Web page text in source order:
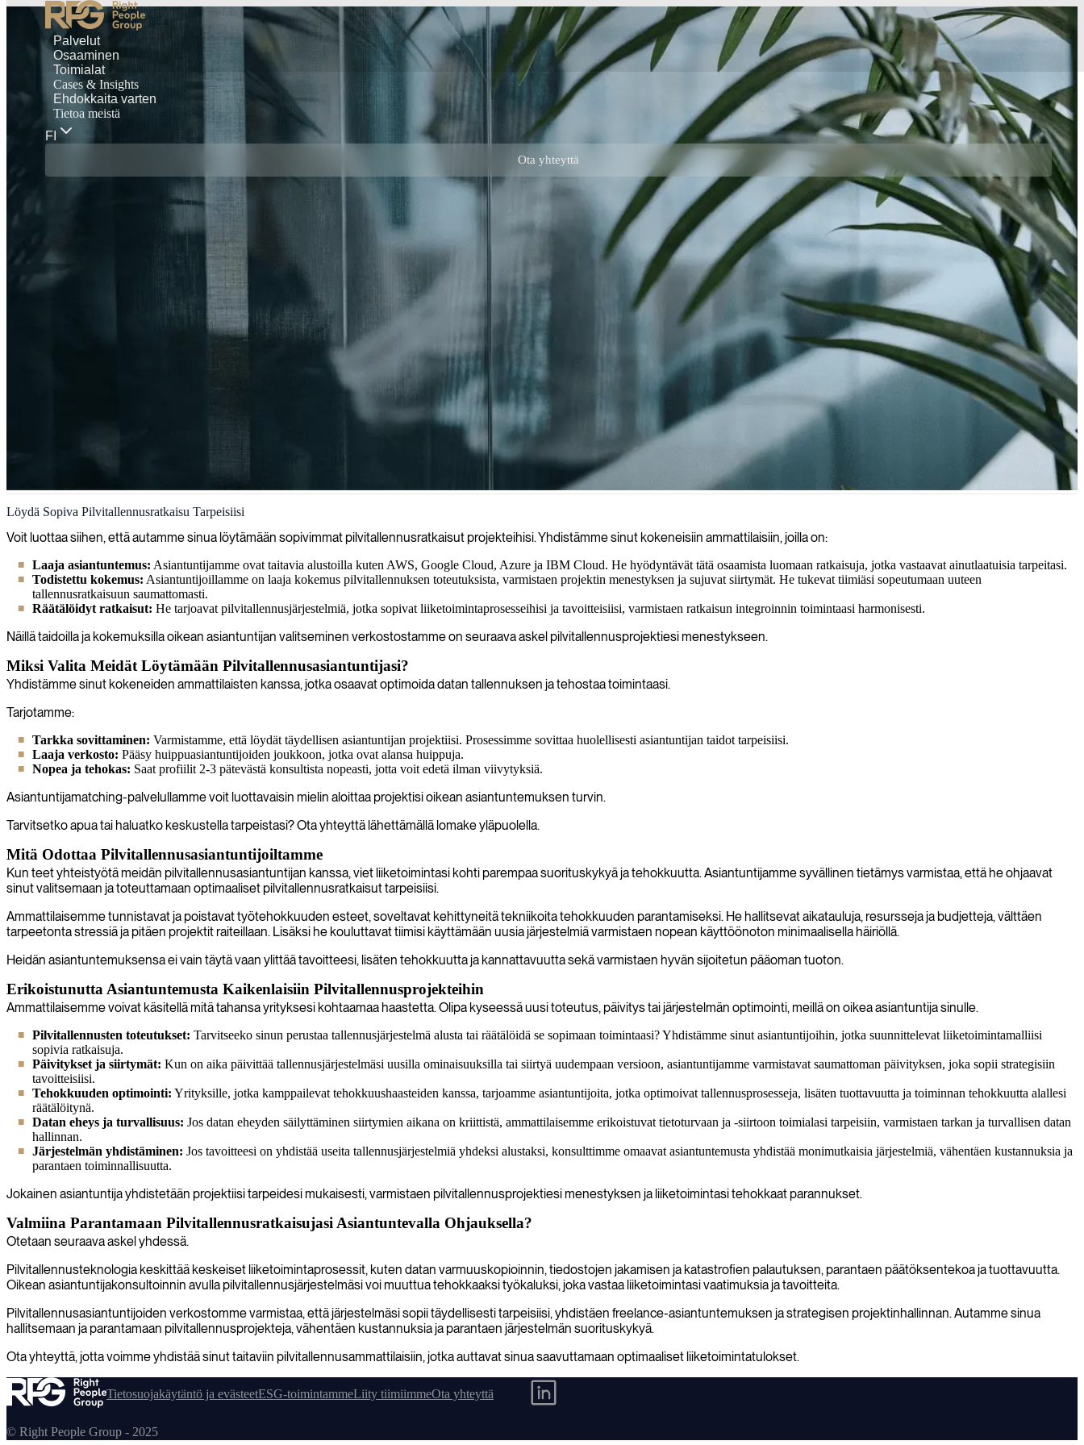
Palvelut
Osaaminen
Toimialat
Cases & Insights
Ehdokkaita varten
Tietoa meistä
FI
Ota yhteyttä
Pilvitallennus
IT-konsulttimme tarjoavat asiantuntevaa pilvipalveluratkaisuja organisaatioille opastaen käyttöönotossa, määrittelyssä ja strategiassa varmistaen, että tietosi on turvallista, helposti saatavilla ja optimoitu juuri sinun
liiketoimintatarpeisiisi.
Löydä Sopiva Pilvitallennusratkaisu Tarpeisiisi
Voit luottaa siihen, että autamme sinua löytämään sopivimmat pilvitallennusratkaisut projekteihisi. Yhdistämme sinut kokeneisiin ammattilaisiin, joilla on:
Laaja asiantuntemus: Asiantuntijamme ovat taitavia alustoilla kuten AWS, Google Cloud, Azure ja IBM Cloud. He hyödyntävät tätä osaamista luomaan ratkaisuja, jotka vastaavat ainutlaatuisia tarpeitasi.
Todistettu kokemus: Asiantuntijoillamme on laaja kokemus pilvitallennuksen toteutuksista, varmistaen projektin menestyksen ja sujuvat siirtymät. He tukevat tiimiäsi sopeutumaan uuteen
tallennusratkaisuun saumattomasti.
Räätälöidyt ratkaisut: He tarjoavat pilvitallennusjärjestelmiä, jotka sopivat liiketoimintaprosesseihisi ja tavoitteisiisi, varmistaen ratkaisun integroinnin toimintaasi harmonisesti.
Näillä taidoilla ja kokemuksilla oikean asiantuntijan valitseminen verkostostamme on seuraava askel pilvitallennusprojektiesi menestykseen.
Miksi Valita Meidät Löytämään Pilvitallennusasiantuntijasi?
Yhdistämme sinut kokeneiden ammattilaisten kanssa, jotka osaavat optimoida datan tallennuksen ja tehostaa toimintaasi.
Tarjotamme:
Tarkka sovittaminen: Varmistamme, että löydät täydellisen asiantuntijan projektiisi. Prosessimme sovittaa huolellisesti asiantuntijan taidot tarpeisiisi.
Laaja verkosto: Pääsy huippuasiantuntijoiden joukkoon, jotka ovat alansa huippuja.
Nopea ja tehokas: Saat profiilit 2-3 pätevästä konsultista nopeasti, jotta voit edetä ilman viivytyksiä.
Asiantuntijamatching-palvelullamme voit luottavaisin mielin aloittaa projektisi oikean asiantuntemuksen turvin.
Tarvitsetko apua tai haluatko keskustella tarpeistasi? Ota yhteyttä lähettämällä lomake yläpuolella.
Mitä Odottaa Pilvitallennusasiantuntijoiltamme
Kun teet yhteistyötä meidän pilvitallennusasiantuntijan kanssa, viet liiketoimintasi kohti parempaa suorituskykyä ja tehokkuutta. Asiantuntijamme syvällinen tietämys varmistaa, että he ohjaavat
sinut valitsemaan ja toteuttamaan optimaaliset pilvitallennusratkaisut tarpeisiisi.
Ammattilaisemme tunnistavat ja poistavat työtehokkuuden esteet, soveltavat kehittyneitä tekniikoita tehokkuuden parantamiseksi. He hallitsevat aikatauluja, resursseja ja budjetteja, välttäen
tarpeetonta stressiä ja pitäen projektit raiteillaan. Lisäksi he kouluttavat tiimisi käyttämään uusia järjestelmiä varmistaen nopean käyttöönoton minimaalisella häiriöllä.
Heidän asiantuntemuksensa ei vain täytä vaan ylittää tavoitteesi, lisäten tehokkuutta ja kannattavuutta sekä varmistaen hyvän sijoitetun pääoman tuoton.
Erikoistunutta Asiantuntemusta Kaikenlaisiin Pilvitallennusprojekteihin
Ammattilaisemme voivat käsitellä mitä tahansa yrityksesi kohtaamaa haastetta. Olipa kyseessä uusi toteutus, päivitys tai järjestelmän optimointi, meillä on oikea asiantuntija sinulle.
Pilvitallennusten toteutukset: Tarvitseeko sinun perustaa tallennusjärjestelmä alusta tai räätälöidä se sopimaan toimintaasi? Yhdistämme sinut asiantuntijoihin, jotka suunnittelevat liiketoimintamalliisi
sopivia ratkaisuja.
Päivitykset ja siirtymät: Kun on aika päivittää tallennusjärjestelmäsi uusilla ominaisuuksilla tai siirtyä uudempaan versioon, asiantuntijamme varmistavat saumattoman päivityksen, joka sopii strategisiin
tavoitteisiisi.
Tehokkuuden optimointi: Yrityksille, jotka kamppailevat tehokkuushaasteiden kanssa, tarjoamme asiantuntijoita, jotka optimoivat tallennusprosesseja, lisäten tuottavuutta ja toiminnan tehokkuutta alallesi
räätälöitynä.
Datan eheys ja turvallisuus: Jos datan eheyden säilyttäminen siirtymien aikana on kriittistä, ammattilaisemme erikoistuvat tietoturvaan ja -siirtoon toimialasi tarpeisiin, varmistaen tarkan ja turvallisen datan
hallinnan.
Järjestelmän yhdistäminen: Jos tavoitteesi on yhdistää useita tallennusjärjestelmiä yhdeksi alustaksi, konsulttimme omaavat asiantuntemusta yhdistää monimutkaisia järjestelmiä, vähentäen kustannuksia ja
parantaen toiminnallisuutta.
Jokainen asiantuntija yhdistetään projektiisi tarpeidesi mukaisesti, varmistaen pilvitallennusprojektiesi menestyksen ja liiketoimintasi tehokkaat parannukset.
Valmiina Parantamaan Pilvitallennusratkaisujasi Asiantuntevalla Ohjauksella?
Otetaan seuraava askel yhdessä.
Pilvitallennusteknologia keskittää keskeiset liiketoimintaprosessit, kuten datan varmuuskopioinnin, tiedostojen jakamisen ja katastrofien palautuksen, parantaen päätöksentekoa ja tuottavuutta.
Oikean asiantuntijakonsultoinnin avulla pilvitallennusjärjestelmäsi voi muuttua tehokkaaksi työkaluksi, joka vastaa liiketoimintasi vaatimuksia ja tavoitteita.
Pilvitallennusasiantuntijoiden verkostomme varmistaa, että järjestelmäsi sopii täydellisesti tarpeisiisi, yhdistäen freelance-asiantuntemuksen ja strategisen projektinhallinnan. Autamme sinua
hallitsemaan ja parantamaan pilvitallennusprojekteja, vähentäen kustannuksia ja parantaen järjestelmän suorituskykyä.
Ota yhteyttä, jotta voimme yhdistää sinut taitaviin pilvitallennusammattilaisiin, jotka auttavat sinua saavuttamaan optimaaliset liiketoimintatulokset.
Tietosuojakäytäntö ja evästeetESG-toimintammeLiity tiimiimmeOta yhteyttä
© Right People Group - 2025